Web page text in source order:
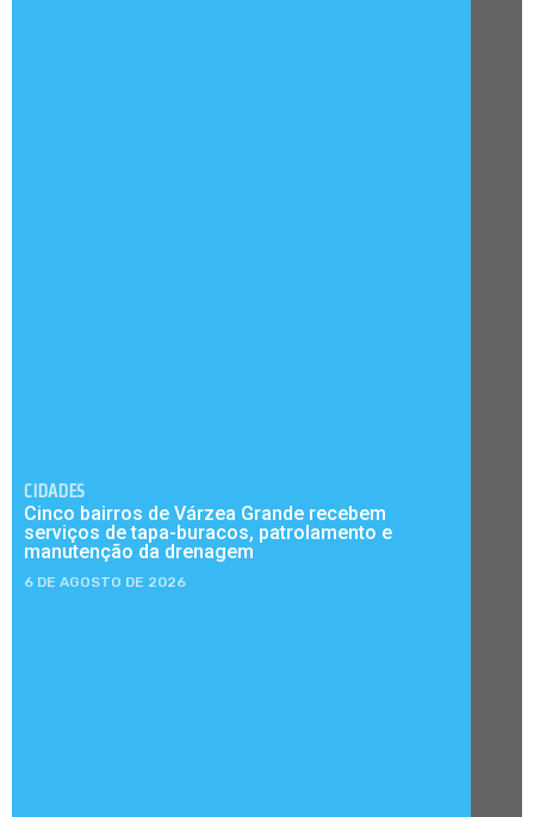
CIDADES
Cinco bairros de Várzea Grande recebem
serviços de tapa-buracos, patrolamento e
manutenção da drenagem
6 DE AGOSTO DE 2026